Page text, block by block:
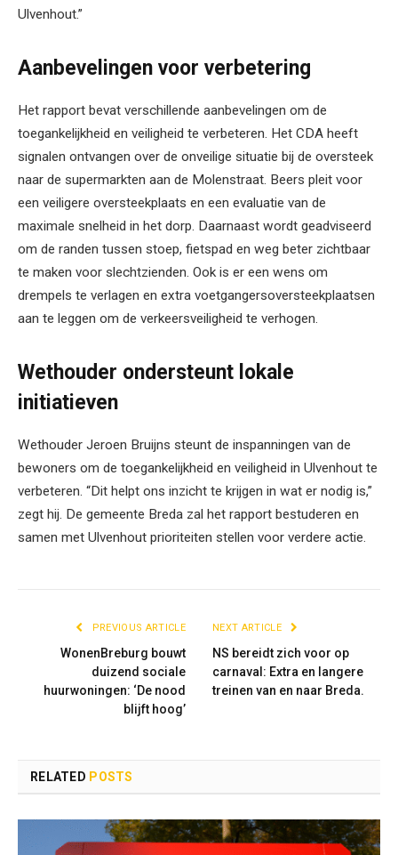
Ulvenhout.”
Aanbevelingen voor verbetering
Het rapport bevat verschillende aanbevelingen om de
toegankelijkheid en veiligheid te verbeteren. Het CDA heeft
signalen ontvangen over de onveilige situatie bij de oversteek
naar de supermarkten aan de Molenstraat. Beers pleit voor
een veiligere oversteekplaats en een evaluatie van de
maximale snelheid in het dorp. Daarnaast wordt geadviseerd
om de randen tussen stoep, fietspad en weg beter zichtbaar
te maken voor slechtzienden. Ook is er een wens om
drempels te verlagen en extra voetgangersoversteekplaatsen
aan te leggen om de verkeersveiligheid te verhogen.
Wethouder ondersteunt lokale
initiatieven
Wethouder Jeroen Bruijns steunt de inspanningen van de
bewoners om de toegankelijkheid en veiligheid in Ulvenhout te
verbeteren. “Dit helpt ons inzicht te krijgen in wat er nodig is,”
zegt hij. De gemeente Breda zal het rapport bestuderen en
samen met Ulvenhout prioriteiten stellen voor verdere actie.
PREVIOUS ARTICLE
WonenBreburg bouwt
duizend sociale
huurwoningen: ‘De nood
blijft hoog’
NEXT ARTICLE
NS bereidt zich voor op
carnaval: Extra en langere
treinen van en naar Breda.
RELATED POSTS